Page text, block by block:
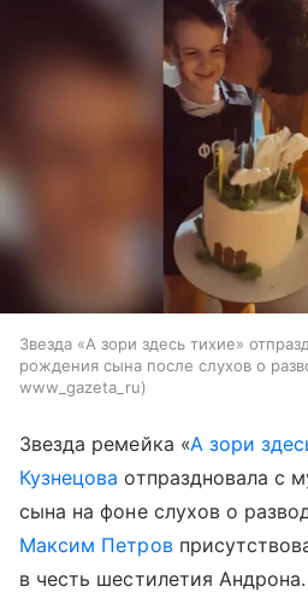
Звезда «А зори здесь тихие»
рождения сына после слухов о
www_gazeta_ru
Звезда ремейка «А зори
Кузнецова отпраздновала с
сына на фоне слухов о
Максим Петров
в честь шестилетия